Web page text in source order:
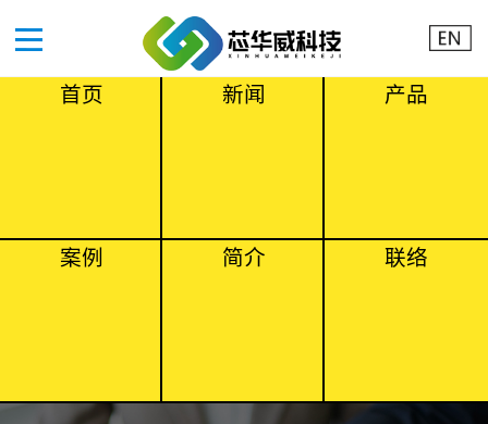
首页 新闻 产品
案例 简介 联络